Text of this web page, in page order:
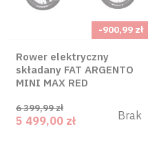
-900,99 zł
Rower elektryczny
składany FAT ARGENTO
MINI MAX RED
6 399,99 zł
5 499,00 zł Brak